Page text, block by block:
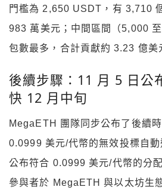
門檻為 2,650 USDT，有 3,710
983 萬美元；中間區間（5,000
包數最多，合計貢獻約 3.23 億美
後續步驟：11 月 5 日公
快 12 月中旬
MegaETH 團隊同步公布了後續
0.0999 美元/代幣的無效投標自動
公布符合 0.0999 美元/代幣的分
參與者於 MegaETH 與以太坊生